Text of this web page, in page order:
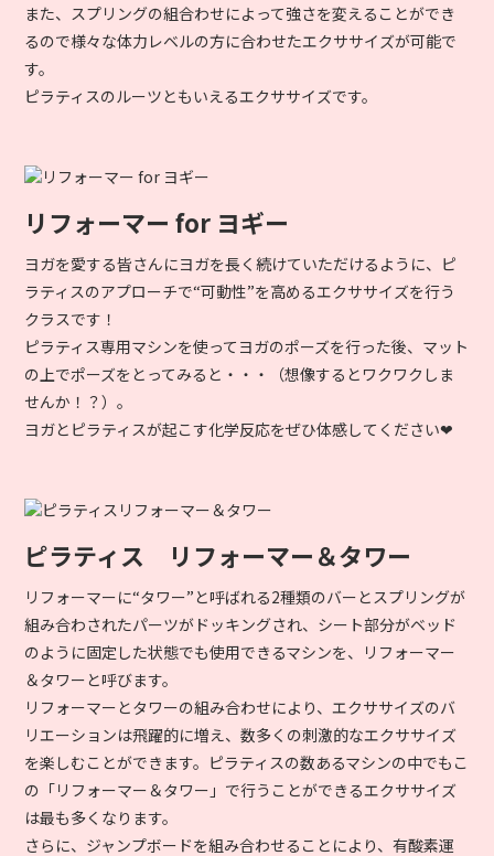
また、スプリングの組合わせによって強さを変えることができ
るので様々な体力レベルの方に合わせたエクササイズが可能で
す。
ピラティスのルーツともいえるエクササイズです。
リフォーマー for ヨギー
ヨガを愛する皆さんにヨガを長く続けていただけるように、ピ
ラティスのアプローチで“可動性”を高めるエクササイズを行う
クラスです！
ピラティス専用マシンを使ってヨガのポーズを行った後、マット
の上でポーズをとってみると・・・（想像するとワクワクしま
せんか！？）。
ヨガとピラティスが起こす化学反応をぜひ体感してください❤︎
ピラティス リフォーマー＆タワー
リフォーマーに“タワー”と呼ばれる2種類のバーとスプリングが
組み合わされたパーツがドッキングされ、シート部分がベッド
のように固定した状態でも使用できるマシンを、リフォーマー
＆タワーと呼びます。
リフォーマーとタワーの組み合わせにより、エクササイズのバ
リエーションは飛躍的に増え、数多くの刺激的なエクササイズ
を楽しむことができます。ピラティスの数あるマシンの中でもこ
の「リフォーマー＆タワー」で行うことができるエクササイズ
は最も多くなります。
さらに、ジャンプボードを組み合わせることにより、有酸素運